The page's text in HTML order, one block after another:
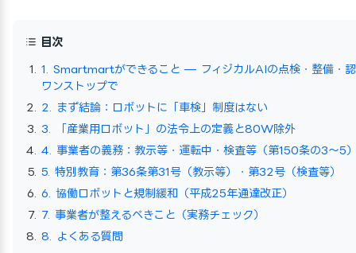
目次
1. Smartmartができること — フィジカルAIの点検・整備・
ワンストップで
2. まず結論：ロボットに「車検」制度はない
3. 「産業用ロボット」の法令上の定義と80W除外
4. 事業者の義務：教示等・運転中・検査等（第150条の3〜5
5. 特別教育：第36条第31号（教示等）・第32号（検査等）
6. 協働ロボットと規制緩和（平成25年通達改正）
7. 事業者が整えるべきこと（実務チェック）
8. よくある質問